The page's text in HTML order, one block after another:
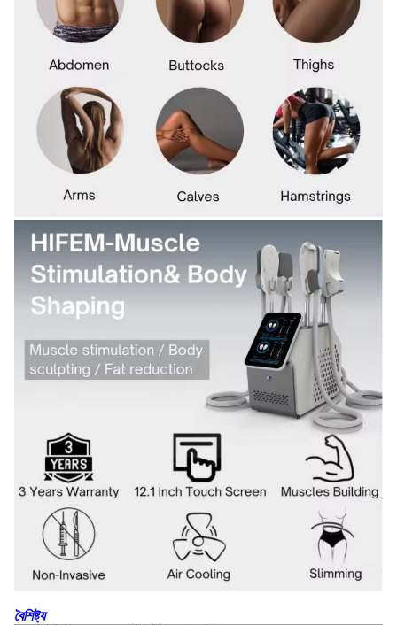
বৈশিষ্ট্য